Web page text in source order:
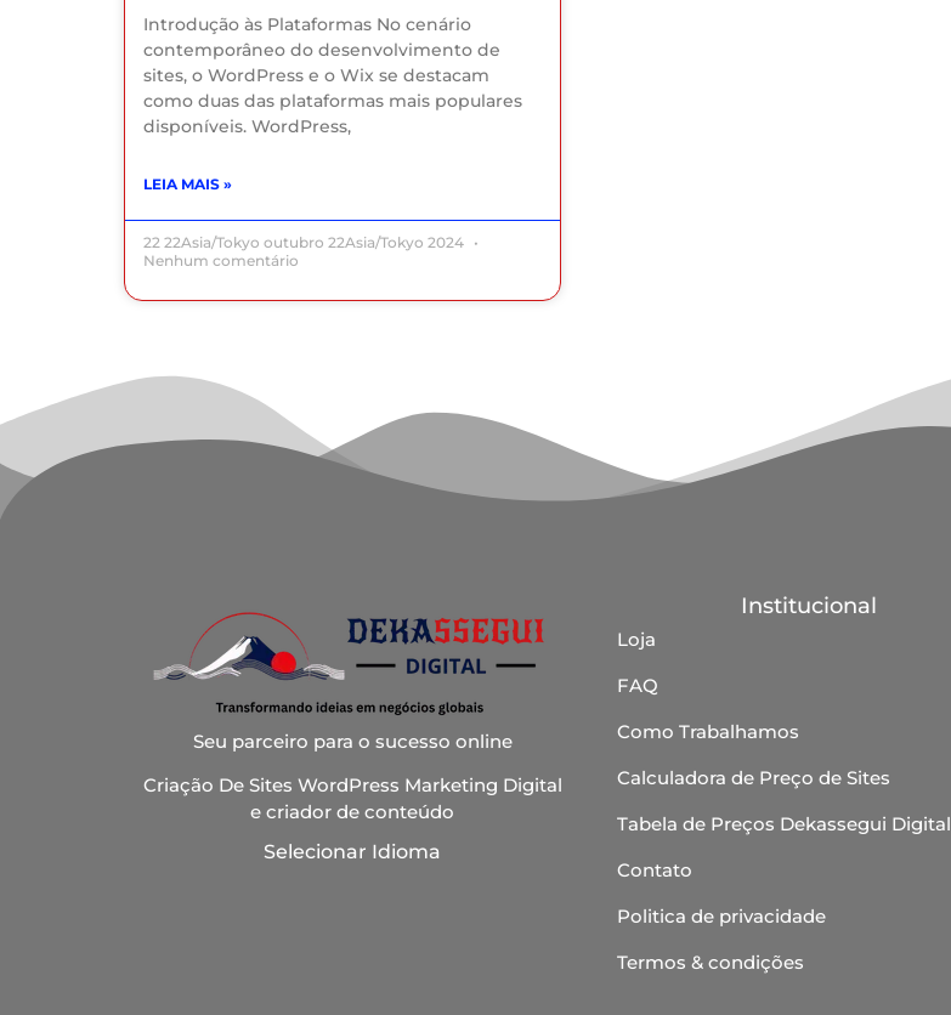
Introdução às Plataformas No cenário
contemporâneo do desenvolvimento de
sites, o WordPress e o Wix se destacam
como duas das plataformas mais populares
disponíveis. WordPress,
LEIA MAIS »
22 22Asia/Tokyo outubro 22Asia/Tokyo 2024
Nenhum comentário
Seu parceiro para o sucesso online
Criação De Sites WordPress Marketing Digital
e criador de conteúdo
Selecionar Idioma
Institucional
Loja
FAQ
Como Trabalhamos
Calculadora de Preço de Sites
Tabela de Preços Dekassegui Digital
Contato
Politica de privacidade
Termos & condições